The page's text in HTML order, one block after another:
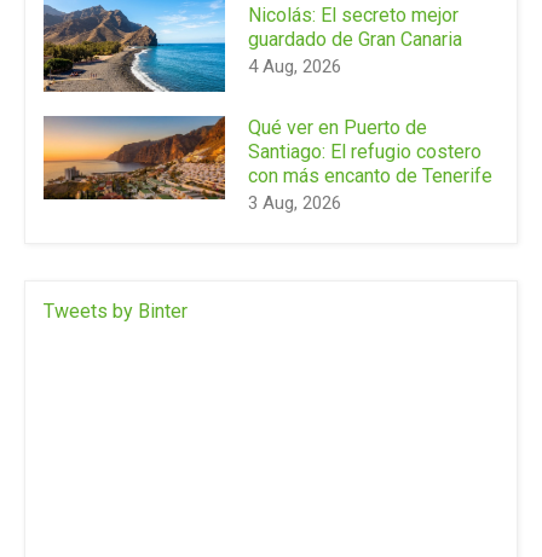
Nicolás: El secreto mejor
guardado de Gran Canaria
4 Aug, 2026
Qué ver en Puerto de
Santiago: El refugio costero
con más encanto de Tenerife
3 Aug, 2026
Tweets by Binter